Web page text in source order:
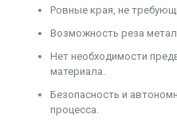
Ровные края, не
Возможность реза
Нет необходимости
материала.
Безопасность и
процесса.